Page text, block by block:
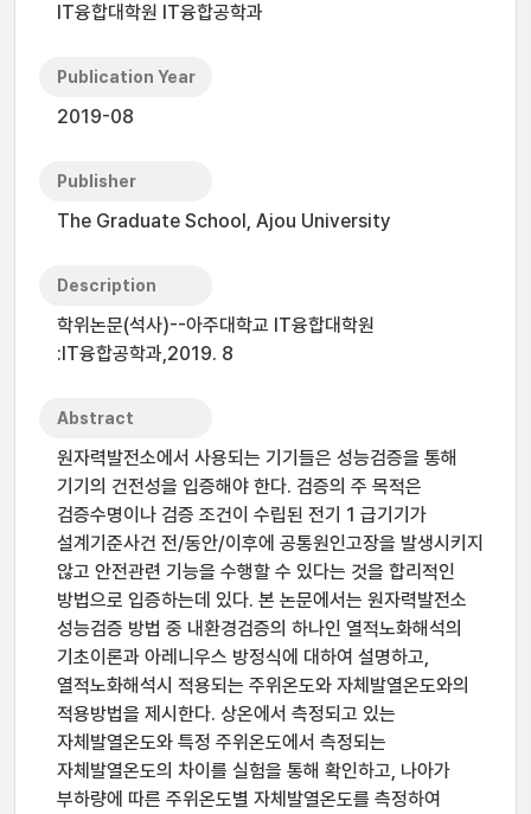
IT융합대학원 IT융합공학과
Publication Year
2019-08
Publisher
The Graduate School, Ajou University
Description
학위논문(석사)--아주대학교 IT융합대학원
:IT융합공학과,2019. 8
Abstract
원자력발전소에서 사용되는 기기들은 성능검증을 통해
기기의 건전성을 입증해야 한다. 검증의 주 목적은
검증수명이나 검증 조건이 수립된 전기 1 급기기가
설계기준사건 전/동안/이후에 공통원인고장을 발생시키지
않고 안전관련 기능을 수행할 수 있다는 것을 합리적인
방법으로 입증하는데 있다. 본 논문에서는 원자력발전소
성능검증 방법 중 내환경검증의 하나인 열적노화해석의
기초이론과 아레니우스 방정식에 대하여 설명하고,
열적노화해석시 적용되는 주위온도와 자체발열온도와의
적용방법을 제시한다. 상온에서 측정되고 있는
자체발열온도와 특정 주위온도에서 측정되는
자체발열온도의 차이를 실험을 통해 확인하고, 나아가
부하량에 따른 주위온도별 자체발열온도를 측정하여